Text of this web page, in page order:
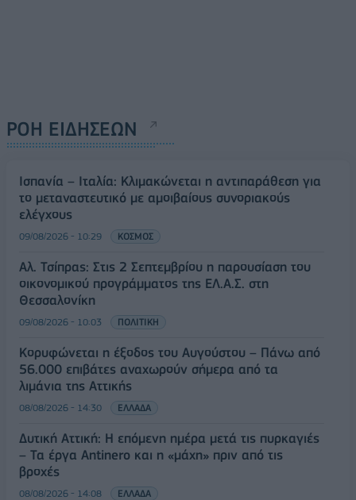
ΡΟΗ ΕΙΔΗΣΕΩΝ
Ισπανία – Ιταλία: Κλιμακώνεται η αντιπαράθεση για
το μεταναστευτικό με αμοιβαίους συνοριακούς
ελέγχους
09/08/2026 - 10:29 ΚΟΣΜΟΣ
Αλ. Τσίπρας: Στις 2 Σεπτεμβρίου η παρουσίαση του
οικονομικού προγράμματος της ΕΛ.Α.Σ. στη
Θεσσαλονίκη
09/08/2026 - 10:03 ΠΟΛΙΤΙΚΗ
Κορυφώνεται η έξοδος του Αυγούστου – Πάνω από
56.000 επιβάτες αναχωρούν σήμερα από τα
λιμάνια της Αττικής
08/08/2026 - 14:30 ΕΛΛΑΔΑ
Δυτική Αττική: Η επόμενη ημέρα μετά τις πυρκαγιές
– Τα έργα Antinero και η «μάχη» πριν από τις
βροχές
08/08/2026 - 14:08 ΕΛΛΑΔΑ